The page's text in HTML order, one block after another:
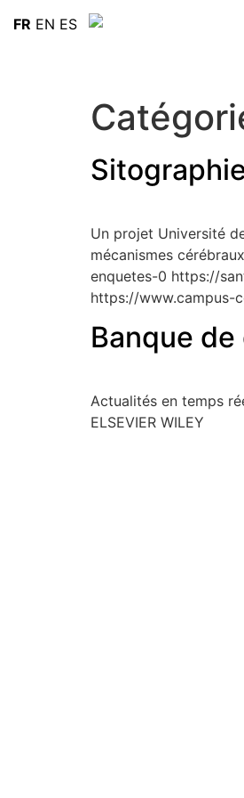
Un projet Université
mécanismes
enquetes-0 https://
https://www.campus-
Banque
Actualités en temps
ELSEVIER WILEY
FR EN ES